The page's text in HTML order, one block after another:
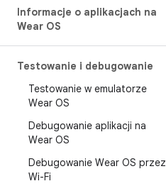
Informacje o aplikacjach na
Wear OS
Testowanie i debugowanie
Testowanie w emulatorze
Wear OS
Debugowanie aplikacji na
Wear OS
Debugowanie Wear OS przez
Wi-Fi